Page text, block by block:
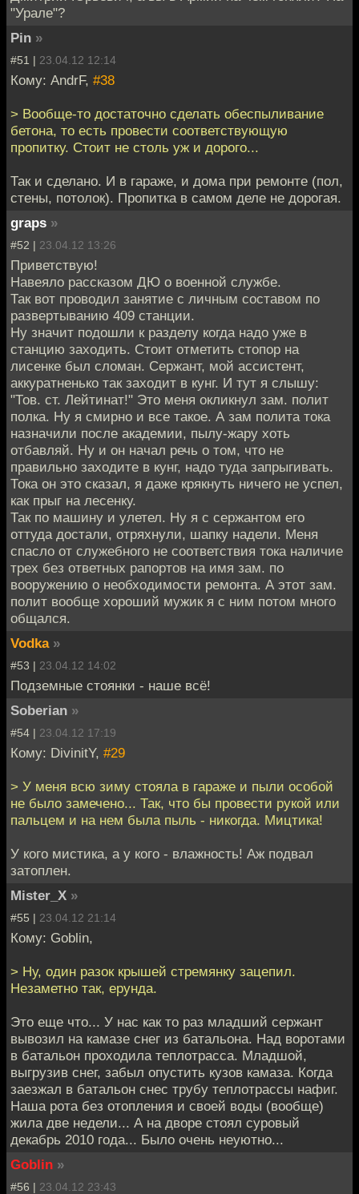
"Урале"?
Pin »
#51 | 23.04.12 12:14
Кому: AndrF, #38
> Вообще-то достаточно сделать обеспыливание
бетона, то есть провести соответствующую
пропитку. Стоит не столь уж и дорого...
Так и сделано. И в гараже, и дома при ремонте (пол,
стены, потолок). Пропитка в самом деле не дорогая.
graps »
#52 | 23.04.12 13:26
Приветствую!
Навеяло рассказом ДЮ о военной службе.
Так вот проводил занятие с личным составом по
развертыванию 409 станции.
Ну значит подошли к разделу когда надо уже в
станцию заходить. Стоит отметить стопор на
лисенке был сломан. Сержант, мой ассистент,
аккуратненько так заходит в кунг. И тут я слышу:
"Тов. ст. Лейтинат!" Это меня окликнул зам. полит
полка. Ну я смирно и все такое. А зам полита тока
назначили после академии, пылу-жару хоть
отбавляй. Ну и он начал речь о том, что не
правильно заходите в кунг, надо туда запрыгивать.
Тока он это сказал, я даже крякнуть ничего не успел,
как прыг на лесенку.
Так по машину и улетел. Ну я с сержантом его
оттуда достали, отряхнули, шапку надели. Меня
спасло от служебного не соответствия тока наличие
трех без ответных рапортов на имя зам. по
вооружению о необходимости ремонта. А этот зам.
полит вообще хороший мужик я с ним потом много
общался.
Vodka »
#53 | 23.04.12 14:02
Подземные стоянки - наше всё!
Soberian »
#54 | 23.04.12 17:19
Кому: DivinitY, #29
> У меня всю зиму стояла в гараже и пыли особой
не было замечено... Так, что бы провести рукой или
пальцем и на нем была пыль - никогда. Мицтика!
У кого мистика, а у кого - влажность! Аж подвал
затоплен.
Mister_X »
#55 | 23.04.12 21:14
Кому: Goblin,
> Ну, один разок крышей стремянку зацепил.
Незаметно так, ерунда.
Это еще что... У нас как то раз младший сержант
вывозил на камазе снег из батальона. Над воротами
в батальон проходила теплотрасса. Младшой,
выгрузив снег, забыл опустить кузов камаза. Когда
заезжал в батальон снес трубу теплотрассы нафиг.
Наша рота без отопления и своей воды (вообще)
жила две недели... А на дворе стоял суровый
декабрь 2010 года... Было очень неуютно...
Goblin »
#56 | 23.04.12 23:43